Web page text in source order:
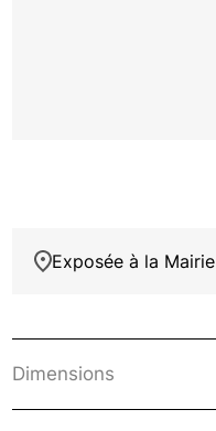
Exposée à la Mairie
Dimensions